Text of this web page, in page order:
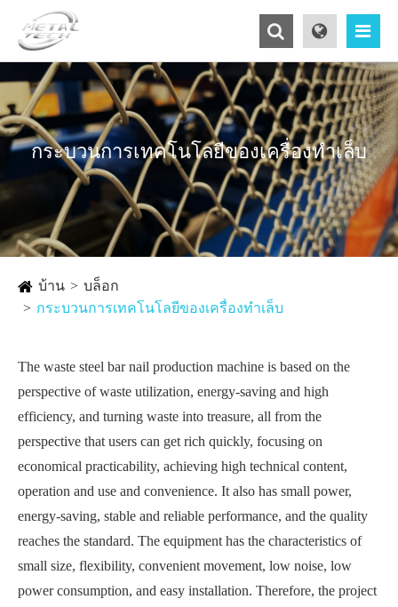
กระบวนการเทคโนโลยีของเครื่องทำเล็บ
บ้าน
บล็อก
กระบวนการเทคโนโลยีของเครื่องทำเล็บ
The waste steel bar nail production machine is based on the
perspective of waste utilization, energy-saving and high
efficiency, and turning waste into treasure, all from the
perspective that users can get rich quickly, focusing on
economical practicability, achieving high technical content,
operation and use and convenience. It also has small power,
energy-saving, stable and reliable performance, and the quality
reaches the standard. The equipment has the characteristics of
small size, flexibility, convenient movement, low noise, low
power consumption, and easy installation. Therefore, the project